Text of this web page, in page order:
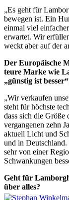
„Es geht für
bewegen ist. Ein
einmal viel
erwartet. Wir
weckt aber auf der
Der Europäische
teure Marke wie
„günstig ist
„Wir verkaufen
steht für höchste
dass sich die Größe
vergangenen zehn
aktuell Licht und
und in
sehr von einer
Schwankungen
Geht für
über alles?